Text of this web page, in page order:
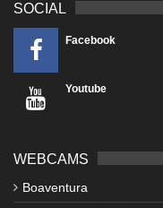
SOCIAL
Facebook
Youtube
WEBCAMS
Boaventura